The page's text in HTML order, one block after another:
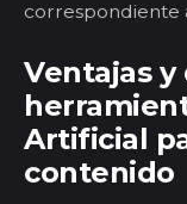
correspondiente
Ventajas y
Artificial
contenido